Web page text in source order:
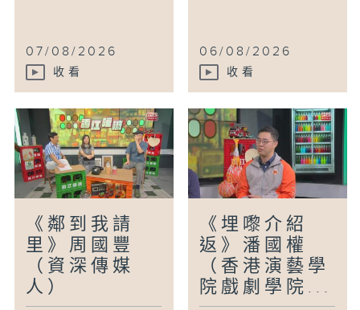
07/08/2026
收看
06/08/2026
收看
《鄰到我請
里》周國豐
（資深傳媒
人）
《埋嚟介紹
返》潘國權
（香港演藝學
院戲劇學院...